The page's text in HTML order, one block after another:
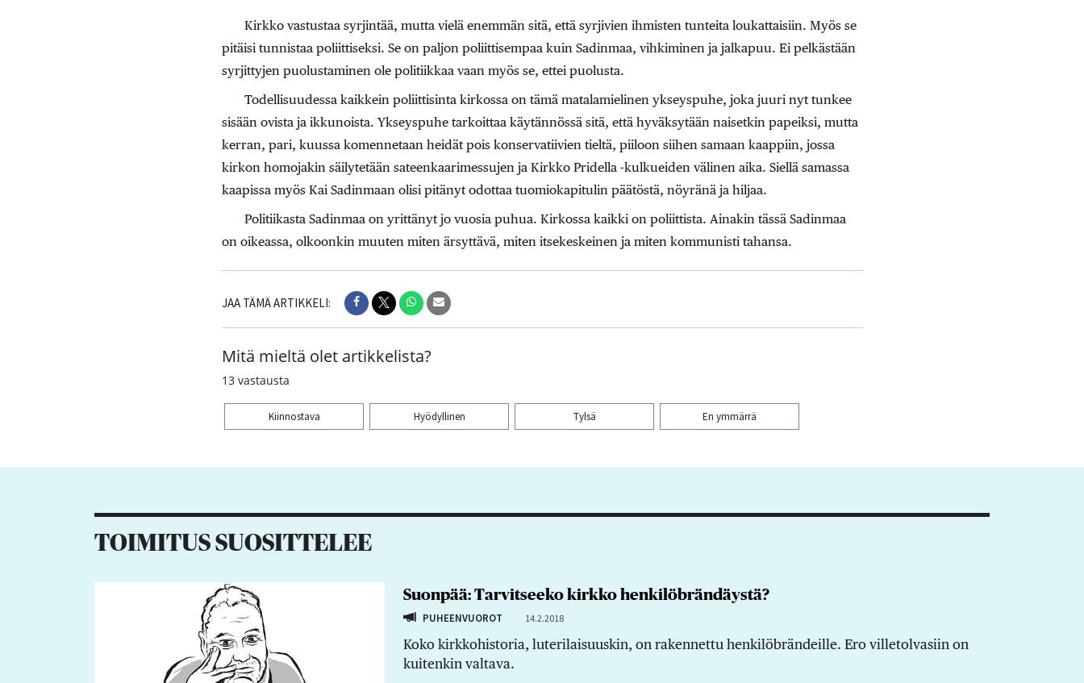
Kirkko vastustaa syrjintää, mutta vielä enemmän sitä, että syrjivien ihmisten tunteita loukattaisiin. Myös se
pitäisi tunnistaa poliittiseksi. Se on paljon poliittisempaa kuin Sadinmaa, vihkiminen ja jalkapuu. Ei pelkästään
syrjittyjen puolustaminen ole politiikkaa vaan myös se, ettei puolusta.
Todellisuudessa kaikkein poliittisinta kirkossa on tämä matalamielinen ykseyspuhe, joka juuri nyt tunkee
sisään ovista ja ikkunoista. Ykseyspuhe tarkoittaa käytännössä sitä, että hyväksytään naisetkin papeiksi, mutta
kerran, pari, kuussa komennetaan heidät pois konservatiivien tieltä, piiloon siihen samaan kaappiin, jossa
kirkon homojakin säilytetään sateenkaarimessujen ja Kirkko Pridella -kulkueiden välinen aika. Siellä samassa
kaapissa myös Kai Sadinmaan olisi pitänyt odottaa tuomiokapitulin päätöstä, nöyränä ja hiljaa.
Politiikasta Sadinmaa on yrittänyt jo vuosia puhua. Kirkossa kaikki on poliittista. Ainakin tässä Sadinmaa
on oikeassa, olkoonkin muuten miten ärsyttävä, miten itsekeskeinen ja miten kommunisti tahansa.
JAA TÄMÄ ARTIKKELI:
Mitä mieltä olet artikkelista?
13 vastausta
Kiinnostava Hyödyllinen Tylsä En ymmärrä
TOIMITUS SUOSITTELEE
Suonpää: Tarvitseeko kirkko henkilöbrändäystä?
PUHEENVUOROT 14.2.2018
Koko kirkkohistoria, luterilaisuuskin, on rakennettu henkilöbrändeille. Ero villetolvasiin on
kuitenkin valtava.